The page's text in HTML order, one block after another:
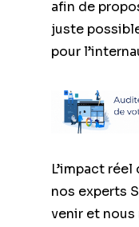
afin de
juste
pour
L’impact
nos experts
venir et nous